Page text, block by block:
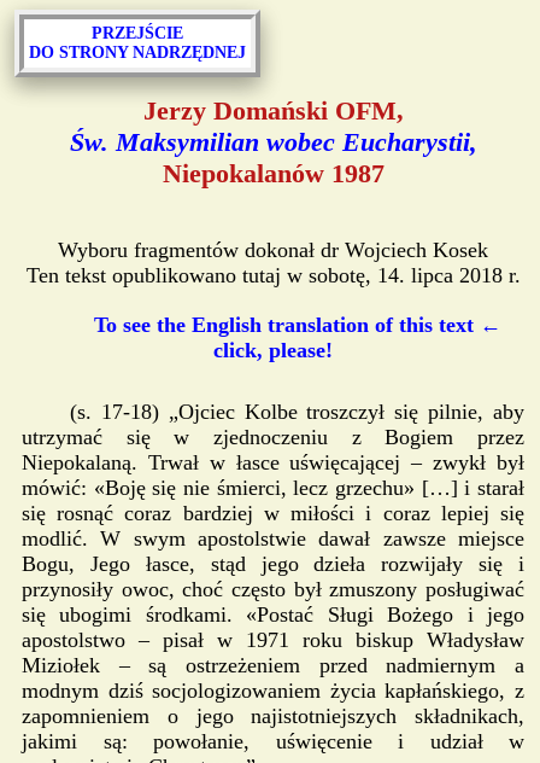
PRZEJŚCIE
DO STRONY NADRZĘDNEJ
Jerzy Domański OFM,
Św. Maksymilian wobec Eucharystii,
Niepokalanów 1987
Wyboru fragmentów dokonał dr Wojciech Kosek
Ten tekst opublikowano tutaj w sobotę, 14. lipca 2018 r.
To see the English translation of this text ←
click, please!
(s. 17-18) „Ojciec Kolbe troszczył się pilnie, aby
utrzymać się w zjednoczeniu z Bogiem przez
Niepokalaną. Trwał w łasce uświęcającej – zwykł był
mówić: «Boję się nie śmierci, lecz grzechu» […] i starał
się rosnąć coraz bardziej w miłości i coraz lepiej się
modlić. W swym apostolstwie dawał zawsze miejsce
Bogu, Jego łasce, stąd jego dzieła rozwijały się i
przynosiły owoc, choć często był zmuszony posługiwać
się ubogimi środkami. «Postać Sługi Bożego i jego
apostolstwo – pisał w 1971 roku biskup Władysław
Miziołek – są ostrzeżeniem przed nadmiernym a
modnym dziś socjologizowaniem życia kapłańskiego, z
zapomnieniem o jego najistotniejszych składnikach,
jakimi są: powołanie, uświęcenie i udział w